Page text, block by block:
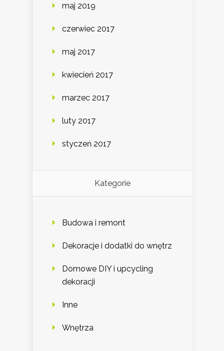
maj 2019
czerwiec 2017
maj 2017
kwiecień 2017
marzec 2017
luty 2017
styczeń 2017
Kategorie
Budowa i remont
Dekoracje i dodatki do wnętrz
Domowe DIY i upcycling
dekoracji
Inne
Wnętrza